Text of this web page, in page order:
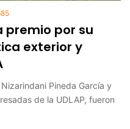
premio por su
exterior y
Pineda García y
de la UDLAP, fueron